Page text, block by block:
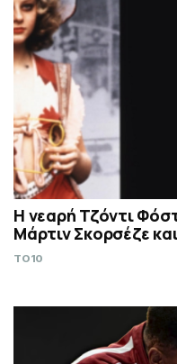
Η νεαρή Τζόντι
Μάρτιν Σκορσέζε
TO10